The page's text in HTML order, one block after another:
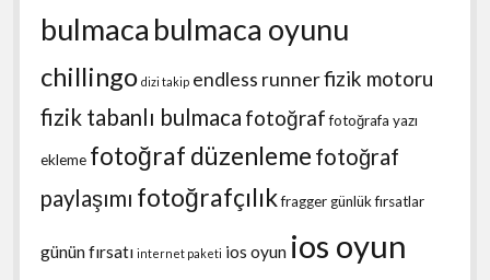
bulmaca bulmaca oyunu
chillingo dizi takip endless runnerfizik motoru
fizik tabanlı bulmaca fotoğraf fotoğrafa yazı
ekleme fotoğraf düzenleme fotoğraf
paylaşımı fotoğrafçılıkfraggergünlük fırsatlar
günün fırsatı internet paketi ios oyun ios oyun